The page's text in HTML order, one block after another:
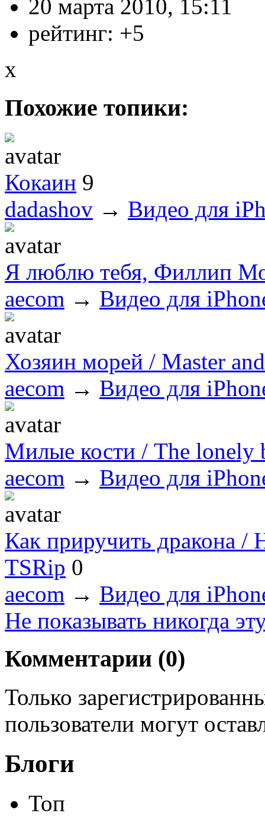
20 марта 2010, 15:11
рейтинг: +5
x
Похожие топики:
Кокаин 9
dadashov → Видео для
Я люблю тебя, Филлип
aecom → Видео для
Хозяин морей / Master
aecom → Видео для
Милые кости / The lonely
aecom → Видео для
Как приручить дракона
TSRip 0
aecom → Видео для
Не показывать никогда
Комментарии (0)
Только
пользователи могут
Блоги
Топ